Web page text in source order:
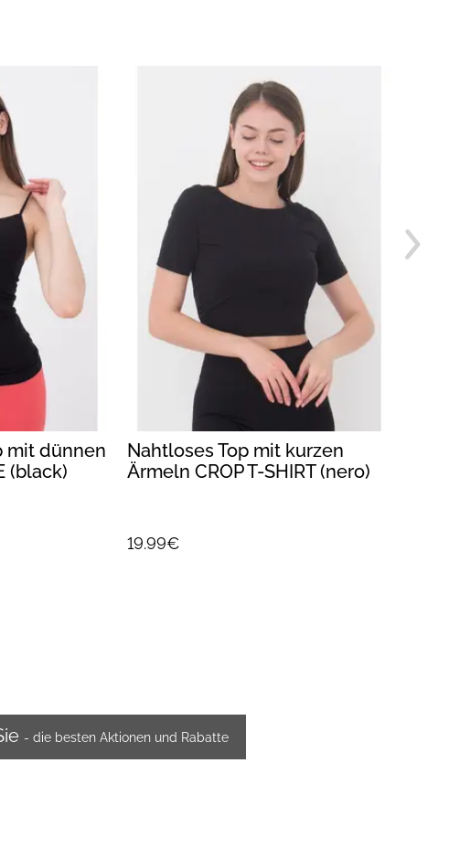
mit dünnen
(black)
Nahtloses Top mit kurzen
Ärmeln CROP T-SHIRT (nero)
19.99€
- die besten Aktionen und Rabatte